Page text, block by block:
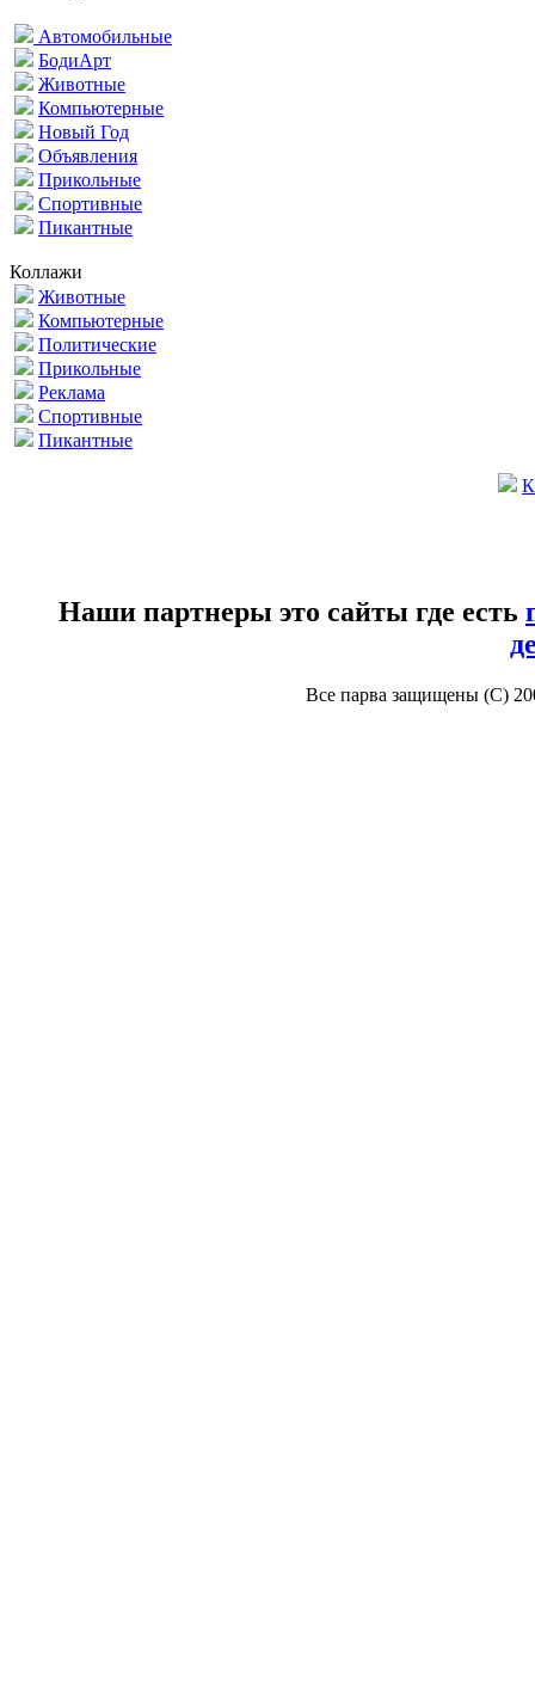
Автомобильные
БодиАрт
Животные
Компьютерные
Новый Год
Объявления
Прикольные
Спортивные
Пикантные
Коллажи
Животные
Компьютерные
Политические
Прикольные
Реклама
Спортивные
Пикантные
Наши партнеры это сайты где есть
Все парва защищены (С)